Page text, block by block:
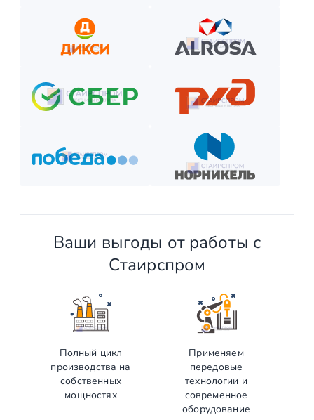
Ваши выгоды от работы с
Стаирспром
Полный цикл
производства на
собственных
мощностях
Применяем
передовые
технологии и
современное
оборудование